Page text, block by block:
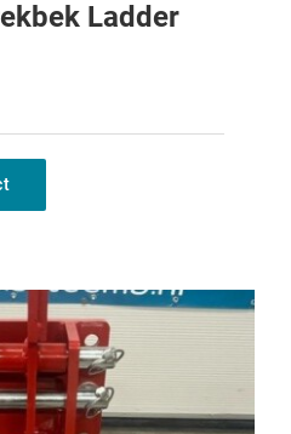
Ladder